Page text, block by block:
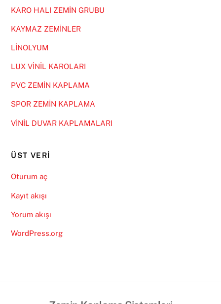
KARO HALI ZEMİN GRUBU
KAYMAZ ZEMİNLER
LİNOLYUM
LUX VİNİL KAROLARI
PVC ZEMİN KAPLAMA
SPOR ZEMİN KAPLAMA
VİNİL DUVAR KAPLAMALARI
ÜST VERI
Oturum aç
Kayıt akışı
Yorum akışı
WordPress.org